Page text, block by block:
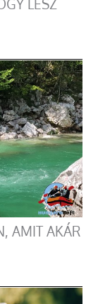
LESZ
AMIT AKÁR